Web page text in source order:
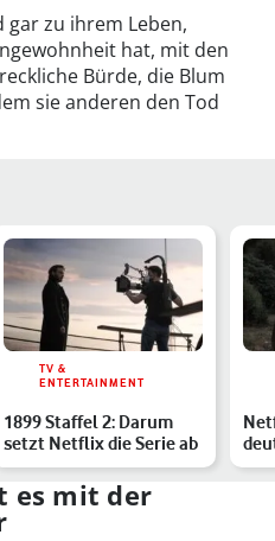
zu ihrem Leben,
hat, mit den
Bürde, die Blum
sie anderen den Tod
TV &
ENTERTAINMENT
1899 Staffel 2: Darum
setzt Netflix die Serie ab
es mit der